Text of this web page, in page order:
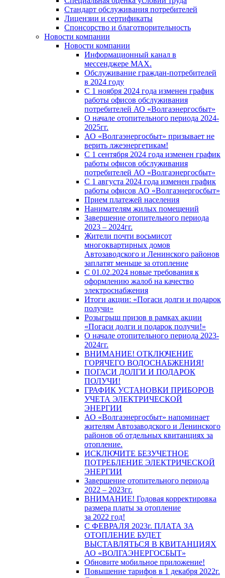
Стандарт обслуживания потребителей
Лицензии и сертификаты
Спонсорство и благотворительность
Новости компании
Новости компании
Информационный канал в
мессенджере MAX.
Обслуживание граждан-потребителей
в 2024 году
С 1 ноября 2024 года изменен график
работы офисов обслуживания
потребителей АО «Волгаэнергосбыт»
О начале отопительного периода 2024-
2025гг.
АО «Волгаэнергосбыт» призывает не
верить лжеэнергетикам!
С 1 сентября 2024 года изменен график
работы офисов обслуживания
потребителей АО «Волгаэнергосбыт»
С 1 августа 2024 года изменен график
работы офисов АО «Волгаэнергосбыт»
Прием платежей населения
Нанимателям жилых помещений
Завершение отопительного периода
2023 – 2024гг.
Жители почти восьмисот
многоквартирных домов
Автозаводского и Ленинского районов
заплатят меньше за отопление
С 01.02.2024 новые требования к
оформлению жалоб на качество
электроснабжения
Итоги акции: «Погаси долги и подарок
получи»
Розыгрыш призов в рамках акции
«Погаси долги и подарок получи!»
О начале отопительного периода 2023-
2024гг.
ВНИМАНИЕ! ОТКЛЮЧЕНИЕ
ГОРЯЧЕГО ВОДОСНАБЖЕНИЯ!
ПОГАСИ ДОЛГИ И ПОДАРОК
ПОЛУЧИ!
ГРАФИК УСТАНОВКИ ПРИБОРОВ
УЧЕТА ЭЛЕКТРИЧЕСКОЙ
ЭНЕРГИИ
АО «Волгаэнергосбыт» напоминает
жителям Автозаводского и Ленинского
районов об отдельных квитанциях за
отопление.
ИСКЛЮЧИТЕ БЕЗУЧЕТНОЕ
ПОТРЕБЛЕНИЕ ЭЛЕКТРИЧЕСКОЙ
ЭНЕРГИИ
Завершение отопительного периода
2022 – 2023гг.
ВНИМАНИЕ! Годовая корректировка
размера платы за отопление
за 2022 год!
С ФЕВРАЛЯ 2023г. ПЛАТА ЗА
ОТОПЛЕНИЕ БУДЕТ
ВЫСТАВЛЯТЬСЯ В КВИТАНЦИЯХ
АО «ВОЛГАЭНЕРГОСБЫТ»
Обновите мобильное приложение!
Повышение тарифов в 1 декабря 2022г.